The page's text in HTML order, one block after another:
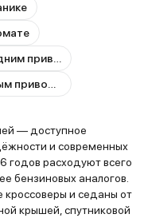
— доступное
и современных
годов расходуют всего
бензиновых аналогов.
кроссоверы и седаны от
крышей, спутниковой